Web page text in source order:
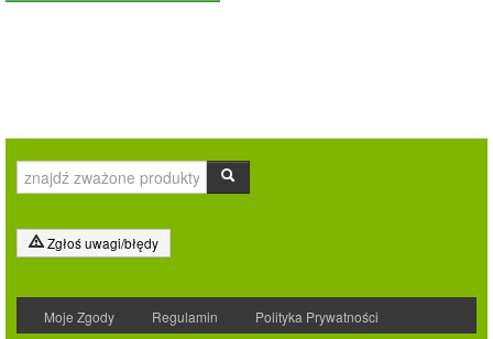
Zgłoś uwagi/błędy
Moje Zgody Regulamin Polityka Prywatności